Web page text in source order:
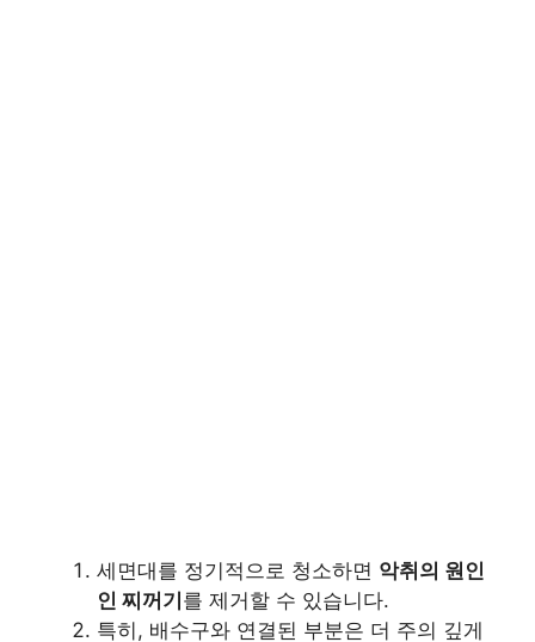
세면대를 정기적으로 청소하면 악취의 원인
인 찌꺼기 를 제거할 수 있습니다.
특히, 배수구와 연결된 부분은 더 주의 깊게